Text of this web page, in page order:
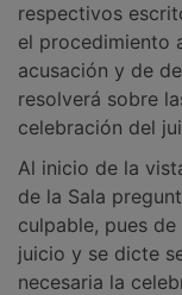
respectivos
el procedimiento
acusación y de
resolverá sobre
celebración del
Al inicio de la
de la Sala
culpable, pues
juicio y se dicte
necesaria la